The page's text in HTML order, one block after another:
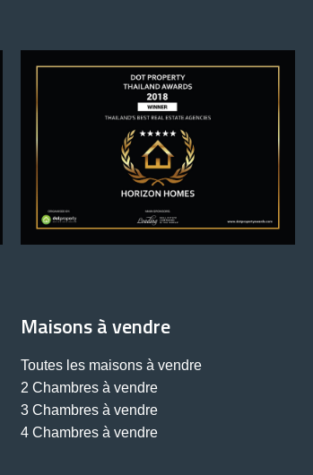
Maisons à vendre
Toutes les maisons à vendre
2 Chambres à vendre
3 Chambres à vendre
4 Chambres à vendre